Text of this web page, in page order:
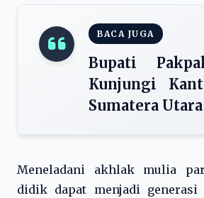
BACA JUGA
Bupati
Kunjungi
Sumatera Utara
Meneladani akhlak mulia
didik dapat menjadi generasi